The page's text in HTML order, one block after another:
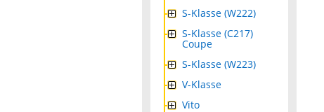
S-Klasse (W222)
S-Klasse (C217)
Coupe
S-Klasse (W223)
V-Klasse
Vito